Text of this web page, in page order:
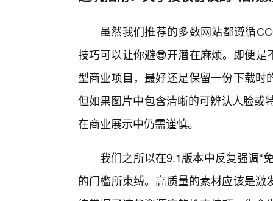
虽然我们推荐的多数网站都遵循
技巧可以让你避😎开潜在麻烦。即便
型商业项目，最好还是保留一份下载
但如果图片中包含清晰的可辨认人脸或
在商业展示中仍需谨慎。
我们之所以在9.1版本中反复强调“
的门槛所束缚。高质量的素材应该是